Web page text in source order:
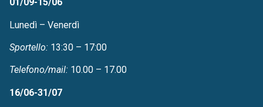
Lunedì – Venerdì
Sportello: 13:30 – 17:00
Telefono/mail: 10.00 – 17.00
16/06-31/07